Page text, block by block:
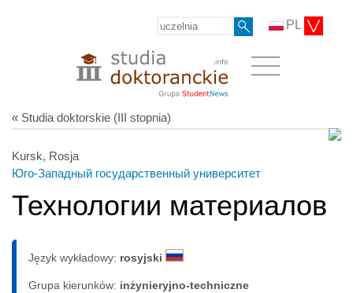
PL
« Studia doktorskie (III stopnia)
Kursk, Rosja
Юго-Западный государственный университет
Технологии материалов
Język wykładowy: rosyjski
Grupa kierunków: inżynieryjno-techniczne